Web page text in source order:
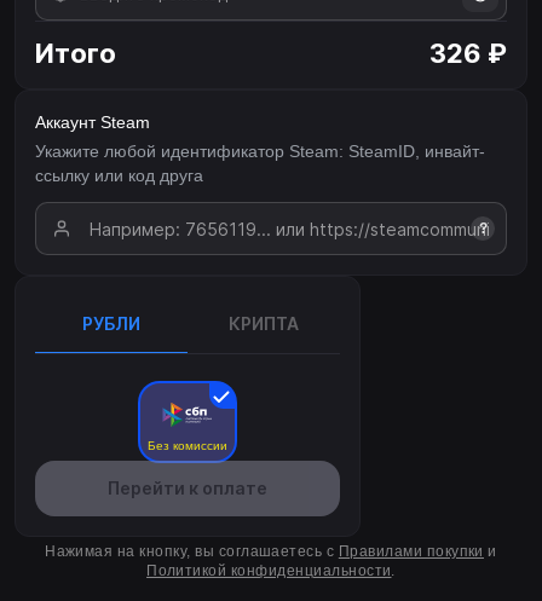
Итого 326 ₽
Аккаунт Steam
Укажите любой идентификатор Steam: SteamID, инвайт-
ссылку или код друга
?
РУБЛИ КРИПТА
Без комиссии
Перейти к оплате
Нажимая на кнопку, вы соглашаетесь с Правилами покупки и
Политикой конфиденциальности.